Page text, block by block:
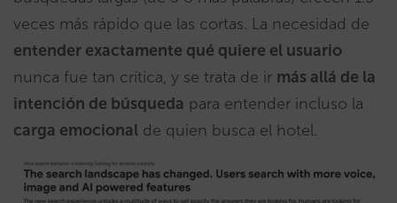
veces más rápido que las cortas. La necesidad de
entender exactamente qué quiere el usuario
nunca fue tan crítica, y se trata de ir más allá de la
intención de búsqueda para entender incluso la
carga emocional de quien busca el hotel.